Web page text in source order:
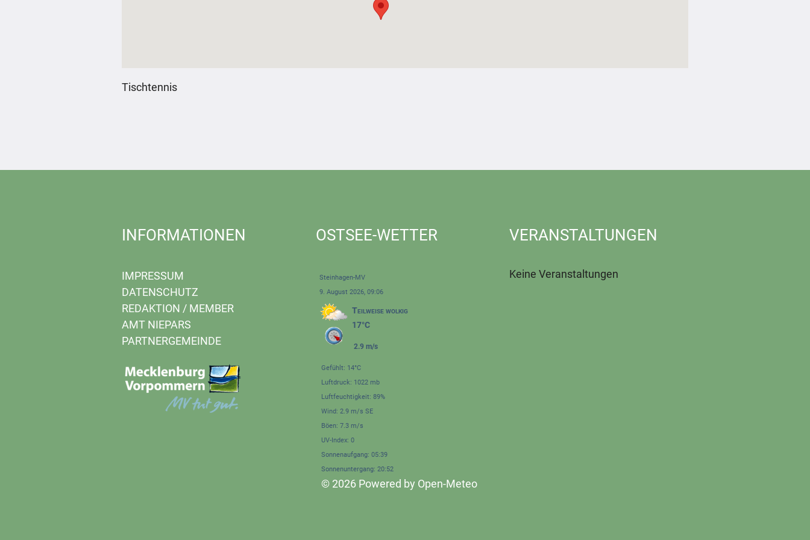
Tischtennis
INFORMATIONEN
IMPRESSUM
DATENSCHUTZ
REDAKTION / MEMBER
AMT NIEPARS
PARTNERGEMEINDE
OSTSEE-WETTER
Steinhagen-MV
9. August 2026, 09:06
Teilweise wolkig
17°C
2.9 m/s
Gefühlt: 14°C
Luftdruck: 1022 mb
Luftfeuchtigkeit: 89%
Wind: 2.9 m/s SE
Böen: 7.3 m/s
UV-Index: 0
Sonnenaufgang: 05:39
Sonnenuntergang: 20:52
© 2026 Powered by Open-Meteo
VERANSTALTUNGEN
Keine Veranstaltungen